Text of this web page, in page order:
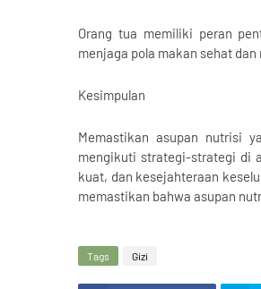
Orang tua memiliki peran
menjaga pola makan sehat
Kesimpulan
Memastikan asupan nutrisi
mengikuti strategi-strategi di
kuat, dan kesejahteraan
memastikan bahwa asupan
Tags Gizi